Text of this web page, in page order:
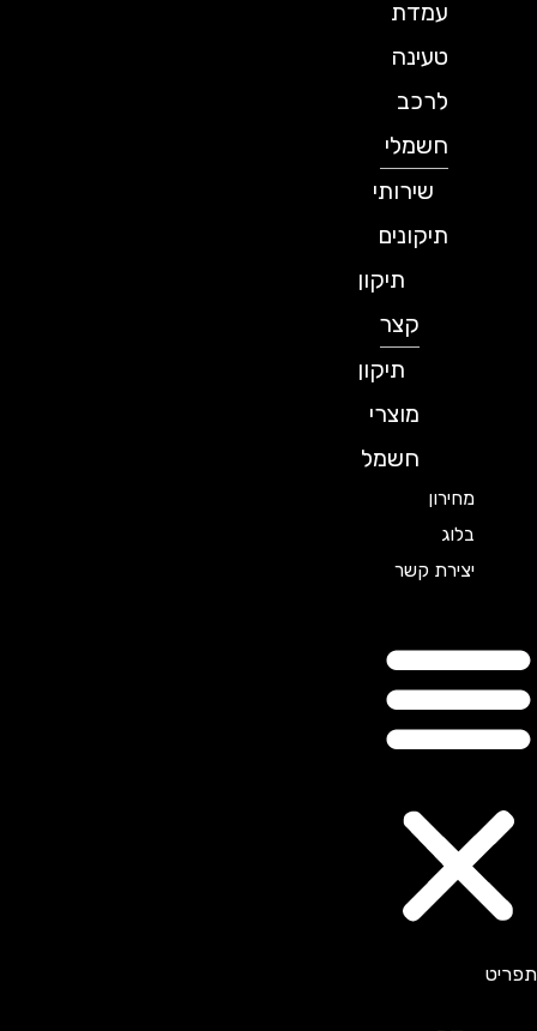
עמדת
טעינה
לרכב
חשמלי
שירותי
תיקונים
תיקון
תיקון
מוצרי
חשמל
מחירון
יצירת קשר